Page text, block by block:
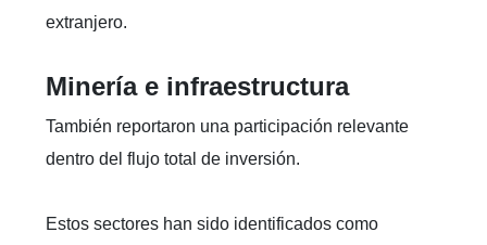
extranjero.
Minería e infraestructura
También reportaron una participación relevante
dentro del flujo total de inversión.
Estos sectores han sido identificados como